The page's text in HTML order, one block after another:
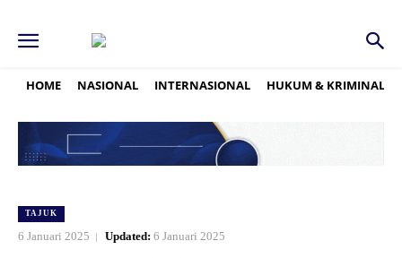
HOME NASIONAL INTERNASIONAL HUKUM & KRIMINAL
TAJUK
6 Januari 2025 Updated: 6 Januari 2025